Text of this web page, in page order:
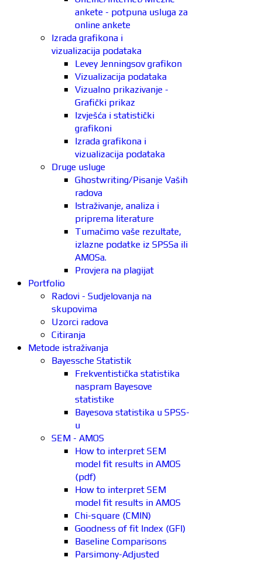
ankete - potpuna usluga za
online ankete
Izrada grafikona i
vizualizacija podataka
Levey Jenningsov grafikon
Vizualizacija podataka
Vizualno prikazivanje -
Grafički prikaz
Izvješća i statistički
grafikoni
Izrada grafikona i
vizualizacija podataka
Druge usluge
Ghostwriting/Pisanje Vaših
radova
Istraživanje, analiza i
priprema literature
Tumačimo vaše rezultate,
izlazne podatke iz SPSSa ili
AMOSa.
Provjera na plagijat
Portfolio
Radovi - Sudjelovanja na
skupovima
Uzorci radova
Citiranja
Metode istraživanja
Bayessche Statistik
Frekventistička statistika
naspram Bayesove
statistike
Bayesova statistika u SPSS-
u
SEM - AMOS
How to interpret SEM
model fit results in AMOS
(pdf)
How to interpret SEM
model fit results in AMOS
Chi-square (CMIN)
Goodness of fit Index (GFI)
Baseline Comparisons
Parsimony-Adjusted